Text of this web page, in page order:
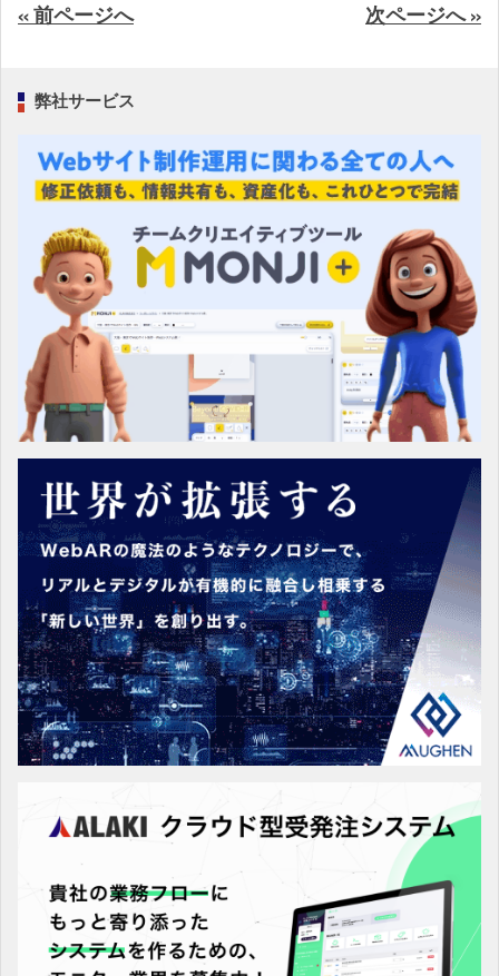
« 前ページへ 次ページへ »
弊社サービス